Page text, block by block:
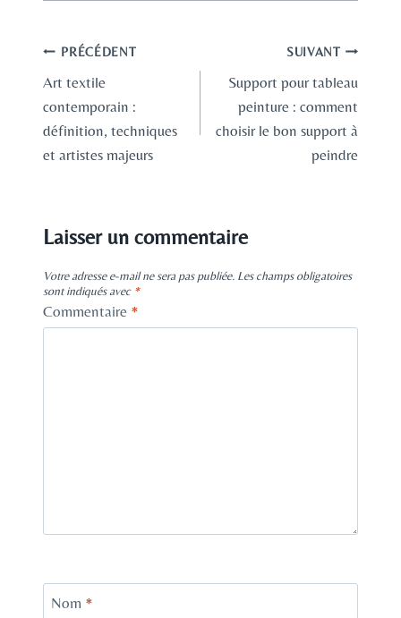
Navigation
de
l’article
PRÉCÉDENT
Art textile
contemporain :
définition, techniques
et artistes majeurs
SUIVANT
Support pour tableau
peinture : comment
choisir le bon support à
peindre
Laisser un commentaire
Votre adresse e-mail ne sera pas publiée. Les champs obligatoires
sont indiqués avec *
Commentaire *
Nom *